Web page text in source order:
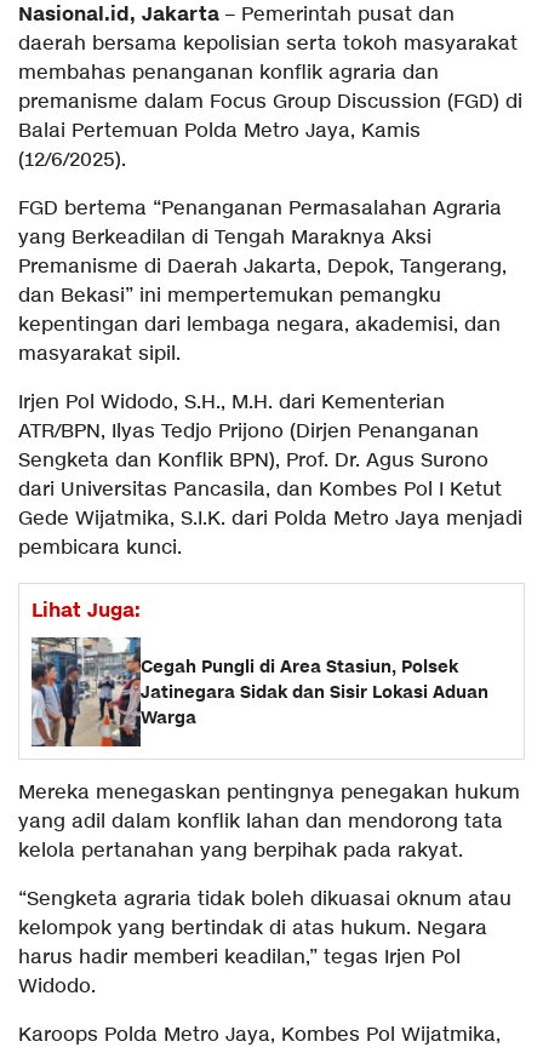
Nasional.id, Jakarta – Pemerintah pusat dan
daerah bersama kepolisian serta tokoh masyarakat
membahas penanganan konflik agraria dan
premanisme dalam Focus Group Discussion (FGD) di
Balai Pertemuan Polda Metro Jaya, Kamis
(12/6/2025).
FGD bertema “Penanganan Permasalahan Agraria
yang Berkeadilan di Tengah Maraknya Aksi
Premanisme di Daerah Jakarta, Depok, Tangerang,
dan Bekasi” ini mempertemukan pemangku
kepentingan dari lembaga negara, akademisi, dan
masyarakat sipil.
Irjen Pol Widodo, S.H., M.H. dari Kementerian
ATR/BPN, Ilyas Tedjo Prijono (Dirjen Penanganan
Sengketa dan Konflik BPN), Prof. Dr. Agus Surono
dari Universitas Pancasila, dan Kombes Pol I Ketut
Gede Wijatmika, S.I.K. dari Polda Metro Jaya menjadi
pembicara kunci.
Lihat Juga:
Cegah Pungli di Area Stasiun, Polsek
Jatinegara Sidak dan Sisir Lokasi Aduan
Warga
Mereka menegaskan pentingnya penegakan hukum
yang adil dalam konflik lahan dan mendorong tata
kelola pertanahan yang berpihak pada rakyat.
“Sengketa agraria tidak boleh dikuasai oknum atau
kelompok yang bertindak di atas hukum. Negara
harus hadir memberi keadilan,” tegas Irjen Pol
Widodo.
Karoops Polda Metro Jaya, Kombes Pol Wijatmika,